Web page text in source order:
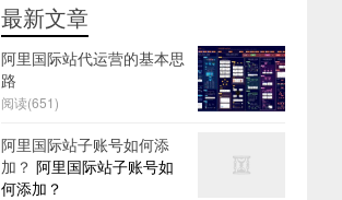
最新文章
阿里国际站代运营的基本思
路
阅读(651)
阿里国际站子账号如何添
加？ 阿里国际站子账号如
何添加？